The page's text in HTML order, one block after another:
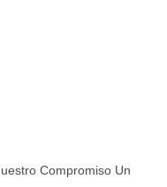
Compromiso Un